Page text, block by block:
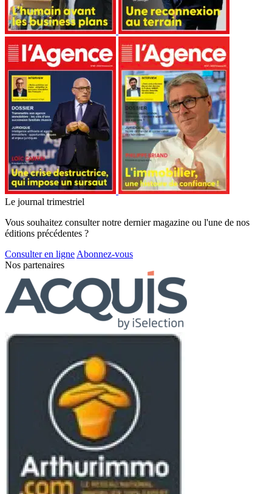
Le journal trimestriel
Vous souhaitez consulter notre dernier magazine ou l'une de nos
éditions précédentes ?
Consulter en ligne Abonnez-vous
Nos partenaires